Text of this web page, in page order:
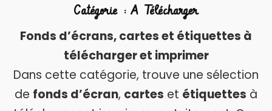
Catégorie :A Télécharger
Fonds d’écrans, cartes et étiquettes à
télécharger et imprimer
Dans cette catégorie, trouve une sélection
de fonds d’écran, cartes et étiquettes à